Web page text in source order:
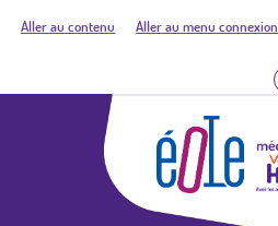
Aller au contenu Aller au menu connexion